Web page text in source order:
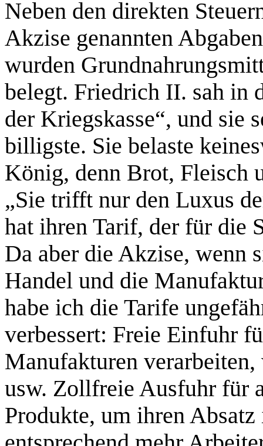
Neben den direkten
Akzise genannten
wurden
belegt. Friedrich II. sah in
der Kriegskasse“, und sie
billigste. Sie belaste
König, denn Brot, Fleisch
„Sie trifft nur den Luxus
hat ihren Tarif, der für die
Da aber die Akzise, wenn
Handel und die
habe ich die Tarife
verbessert: Freie Einfuhr
Manufakturen
usw. Zollfreie Ausfuhr für
Produkte, um ihren